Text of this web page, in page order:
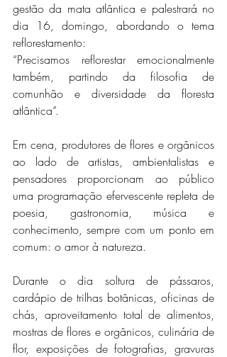
gestão da mata atlântica e palestrará no
dia 16, domingo, abordando o tema
reflorestamento:
“Precisamos reflorestar emocionalmente
também, partindo da filosofia de
comunhão e diversidade da floresta
atlântica”.
Em cena, produtores de flores e orgânicos
ao lado de artistas, ambientalistas e
pensadores proporcionam ao público
uma programação efervescente repleta de
poesia, gastronomia, música e
conhecimento, sempre com um ponto em
comum: o amor à natureza.
Durante o dia soltura de pássaros,
cardápio de trilhas botânicas, oficinas de
chás, aproveitamento total de alimentos,
mostras de flores e orgânicos, culinária de
flor, exposições de fotografias, gravuras